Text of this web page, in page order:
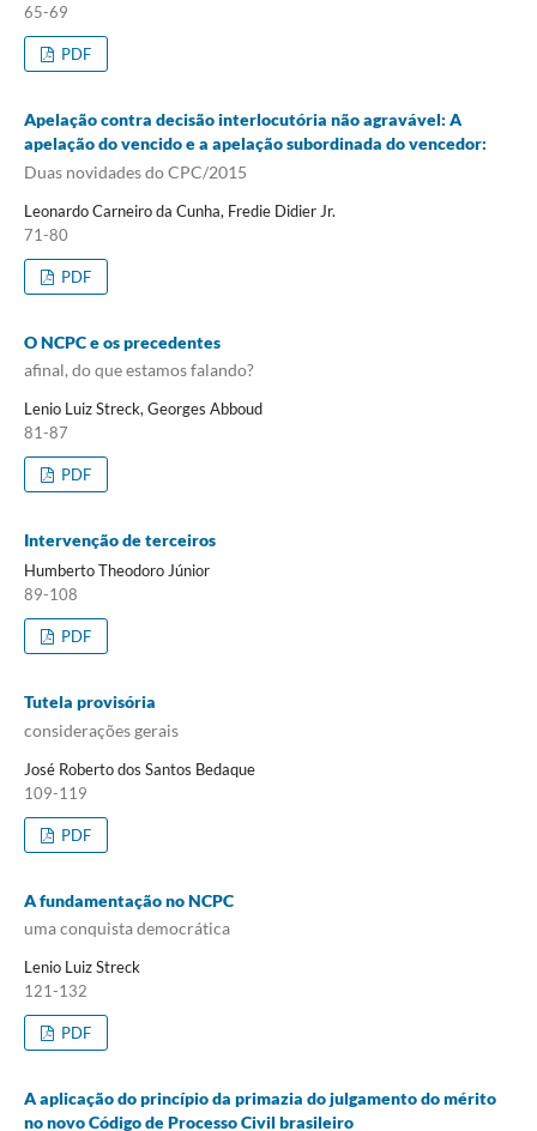
65-69
PDF
Apelação contra decisão interlocutória não agravável: A
apelação do vencido e a apelação subordinada do vencedor:
Duas novidades do CPC/2015
Leonardo Carneiro da Cunha, Fredie Didier Jr.
71-80
PDF
O NCPC e os precedentes
afinal, do que estamos falando?
Lenio Luiz Streck, Georges Abboud
81-87
PDF
Intervenção de terceiros
Humberto Theodoro Júnior
89-108
PDF
Tutela provisória
considerações gerais
José Roberto dos Santos Bedaque
109-119
PDF
A fundamentação no NCPC
uma conquista democrática
Lenio Luiz Streck
121-132
PDF
A aplicação do princípio da primazia do julgamento do mérito
no novo Código de Processo Civil brasileiro